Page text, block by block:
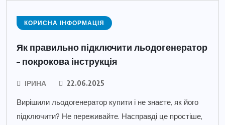
КОРИСНА ІНФОРМАЦІЯ
Як правильно підключити льодогенератор
– покрокова інструкція
ІРИНА 22.06.2025
Вирішили льодогенератор купити і не знаєте, як його
підключити? Не переживайте. Насправді це простіше,